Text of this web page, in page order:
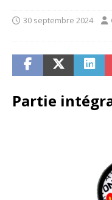
30 septembre 2024
Partie